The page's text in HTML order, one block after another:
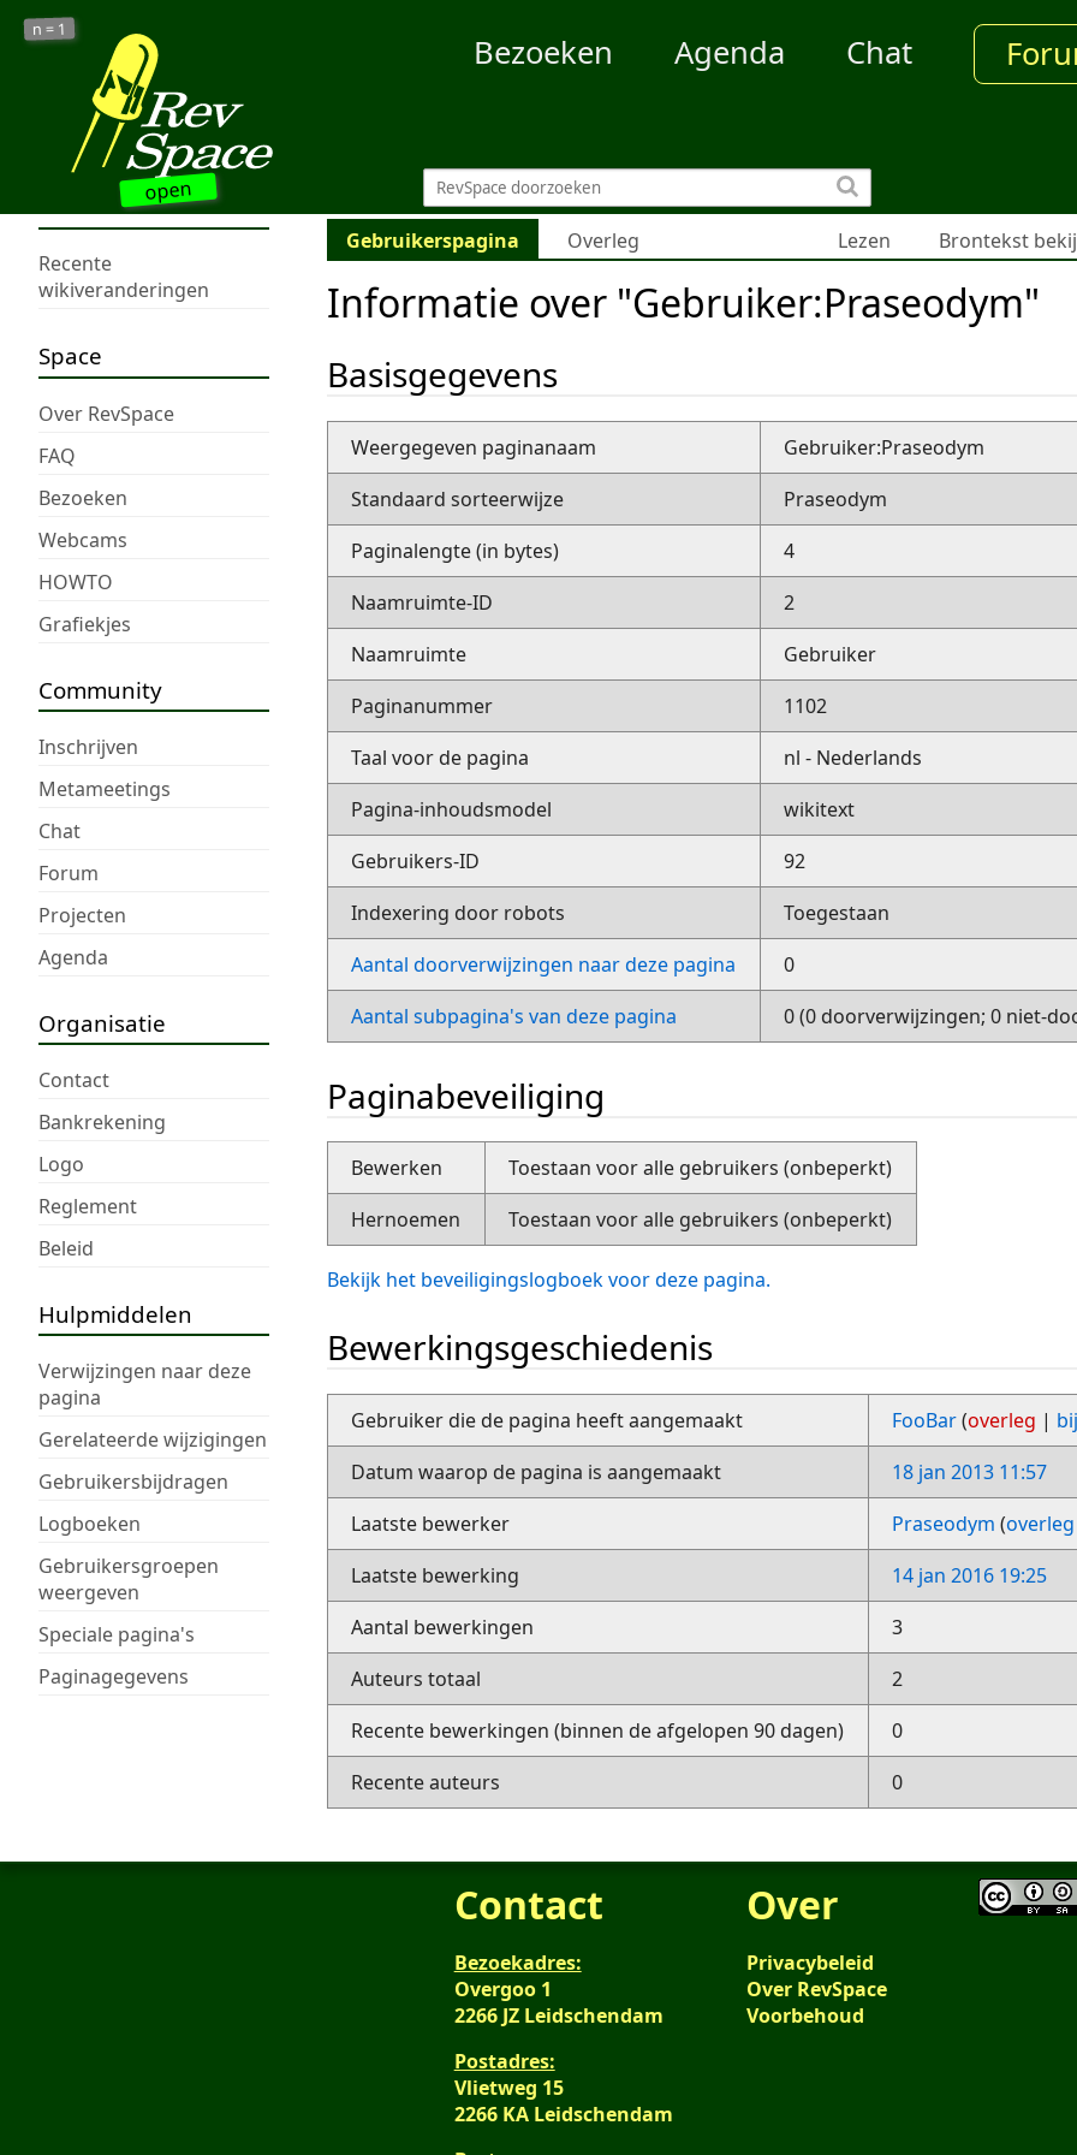
open
n = 1
Bezoeken Agenda Chat
Recente
wikiveranderingen
Space
Over RevSpace
FAQ
Bezoeken
Webcams
HOWTO
Grafiekjes
Community
Inschrijven
Metameetings
Chat
Forum
Projecten
Agenda
Organisatie
Contact
Bankrekening
Logo
Reglement
Beleid
Hulpmiddelen
Verwijzingen naar deze
pagina
Gerelateerde wijzigingen
Gebruikersbijdragen
Logboeken
Gebruikersgroepen
weergeven
Speciale pagina's
Paginagegevens
Gebruikerspagina Overleg Lezen Brontekst
Informatie over "Gebruiker:Praseodym"
Basisgegevens
Weergegeven paginanaam
Gebruiker:Praseodym
Standaard sorteerwijze
Praseodym
Paginalengte (in bytes)
4
Naamruimte-ID
2
Naamruimte
Gebruiker
Paginanummer
1102
Taal voor de pagina
nl - Nederlands
Pagina-inhoudsmodel
wikitext
Gebruikers-ID
92
Indexering door robots
Toegestaan
Aantal doorverwijzingen naar deze pagina
0
Aantal subpagina's van deze pagina
0 (0 doorverwijzingen; 0 niet-
Paginabeveiliging
Bewerken
Toestaan voor alle gebruikers (onbeperkt)
Hernoemen
Toestaan voor alle gebruikers (onbeperkt)
Bekijk het beveiligingslogboek voor deze pagina.
Bewerkingsgeschiedenis
Gebruiker die de pagina heeft aangemaakt FooBar(overleg |
Datum waarop de pagina is aangemaakt
18 jan 2013 11:57
Laatste bewerker
Praseodym (overleg
Laatste bewerking
14 jan 2016 19:25
Aantal bewerkingen
3
Auteurs totaal
2
Recente bewerkingen (binnen de afgelopen 90 dagen)
0
Recente auteurs
0
Contact
Bezoekadres:
Overgoo 1
2266 JZ Leidschendam
Postadres:
Vlietweg 15
2266 KA Leidschendam
Over
Privacybeleid
Over RevSpace
Voorbehoud